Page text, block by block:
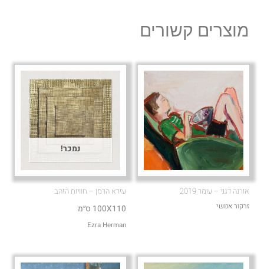
a
p
e
מוצרים קשורים
אורנה דגני – עומר 2019
זרקור אנושי
נמכר!
עזרא הרמן – חוויות הזהב
100X110 ס״מ
Ezra Herman